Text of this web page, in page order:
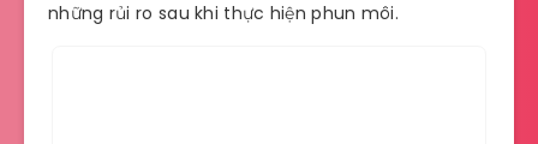
những rủi ro sau khi thực hiện phun môi.